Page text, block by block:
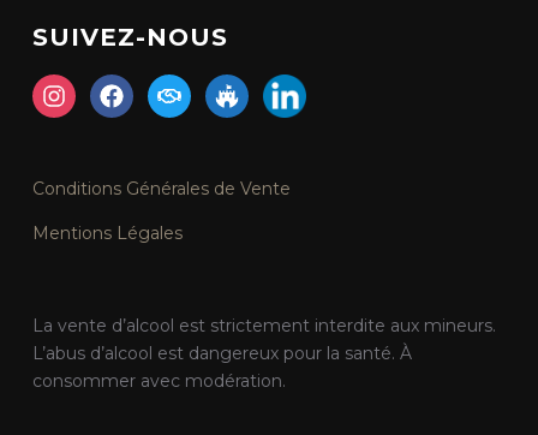
SUIVEZ-NOUS
Conditions Générales de Vente
Mentions Légales
La vente d’alcool est strictement interdite aux mineurs.
L’abus d’alcool est dangereux pour la santé. À
consommer avec modération.